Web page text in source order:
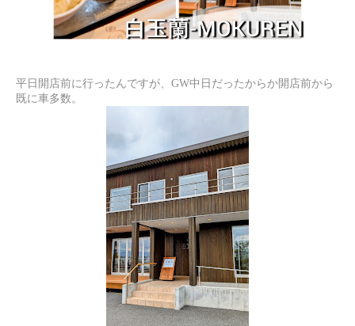
平日開店前に行ったんですが、GW中日だったからか開店前から
既に車多数。